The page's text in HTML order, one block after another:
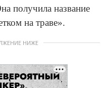
получила название
на траве».
НИЖЕ